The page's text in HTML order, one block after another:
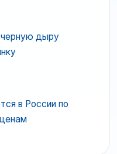
дыру
в России по